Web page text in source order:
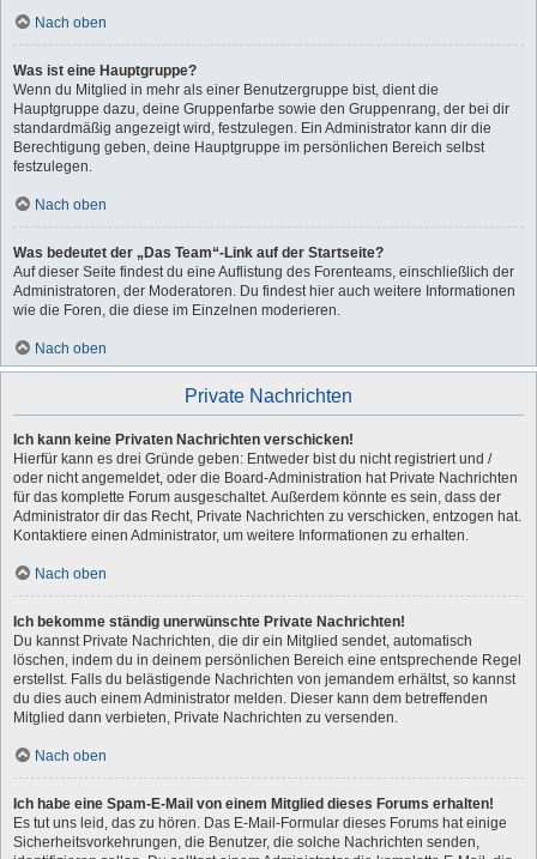
Nach oben
Was ist eine Hauptgruppe?
Wenn du Mitglied in mehr als einer Benutzergruppe bist, dient die
Hauptgruppe dazu, deine Gruppenfarbe sowie den Gruppenrang, der bei dir
standardmäßig angezeigt wird, festzulegen. Ein Administrator kann dir die
Berechtigung geben, deine Hauptgruppe im persönlichen Bereich selbst
festzulegen.
Nach oben
Was bedeutet der „Das Team“-Link auf der Startseite?
Auf dieser Seite findest du eine Auflistung des Forenteams, einschließlich der
Administratoren, der Moderatoren. Du findest hier auch weitere Informationen
wie die Foren, die diese im Einzelnen moderieren.
Nach oben
Private Nachrichten
Ich kann keine Privaten Nachrichten verschicken!
Hierfür kann es drei Gründe geben: Entweder bist du nicht registriert und /
oder nicht angemeldet, oder die Board-Administration hat Private Nachrichten
für das komplette Forum ausgeschaltet. Außerdem könnte es sein, dass der
Administrator dir das Recht, Private Nachrichten zu verschicken, entzogen hat.
Kontaktiere einen Administrator, um weitere Informationen zu erhalten.
Nach oben
Ich bekomme ständig unerwünschte Private Nachrichten!
Du kannst Private Nachrichten, die dir ein Mitglied sendet, automatisch
löschen, indem du in deinem persönlichen Bereich eine entsprechende Regel
erstellst. Falls du belästigende Nachrichten von jemandem erhältst, so kannst
du dies auch einem Administrator melden. Dieser kann dem betreffenden
Mitglied dann verbieten, Private Nachrichten zu versenden.
Nach oben
Ich habe eine Spam-E-Mail von einem Mitglied dieses Forums erhalten!
Es tut uns leid, das zu hören. Das E-Mail-Formular dieses Forums hat einige
Sicherheitsvorkehrungen, die Benutzer, die solche Nachrichten senden,